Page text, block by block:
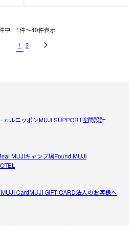
中 1件〜40件表示
1 2
カルニッポンMUJI SUPPORT空間設計
MUJIキャンプ場Found MUJI
MUJI CardMUJI GIFT CARD法人のお客様へ